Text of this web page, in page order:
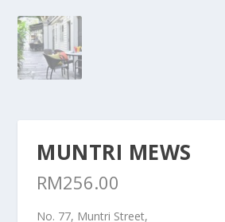
MUNTRI MEWS
RM256.00
No. 77, Muntri Street,